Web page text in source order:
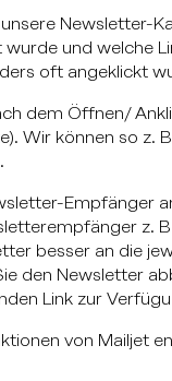
Newsletter-
und welche
oft angeklickt
dem Öffnen/
Wir können so z.
Empfänger
besser an die
den Newsletter
Link zur
von Mailjet